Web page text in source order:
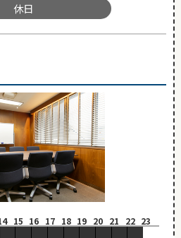
休日
15 16 17 18 19 20 21 22 23